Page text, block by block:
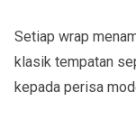
Setiap wrap
klasik tempatan
kepada perisa